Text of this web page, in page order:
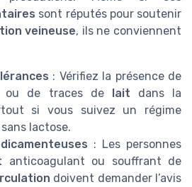
sont réputés pour soutenir
veineuse, ils ne conviennent
: Vérifiez la présence de
ou de traces de lait dans la
si vous suivez un régime
lactose.
: Les personnes
anticoagulant ou souffrant de
doivent demander l’avis